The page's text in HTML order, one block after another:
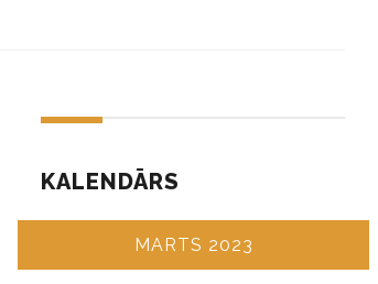
KALENDĀRS
MARTS 2023